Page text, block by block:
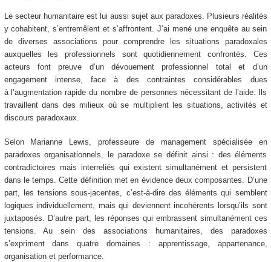
Le secteur humanitaire est lui aussi sujet aux paradoxes. Plusieurs réalités
y cohabitent, s’entremêlent et s’affrontent. J’ai mené une enquête au sein
de diverses associations pour comprendre les situations paradoxales
auxquelles les professionnels sont quotidiennement confrontés. Ces
acteurs font preuve d’un dévouement professionnel total et d’un
engagement intense, face à des contraintes considérables dues
à l’augmentation rapide du nombre de personnes nécessitant de l’aide. Ils
travaillent dans des milieux où se multiplient les situations, activités et
discours paradoxaux.
Selon Marianne Lewis, professeure de management spécialisée en
paradoxes organisationnels, le paradoxe se définit ainsi : des éléments
contradictoires mais interreliés qui existent simultanément et persistent
dans le temps. Cette définition met en évidence deux composantes. D’une
part, les tensions sous-jacentes, c’est-à-dire des éléments qui semblent
logiques individuellement, mais qui deviennent incohérents lorsqu’ils sont
juxtaposés. D’autre part, les réponses qui embrassent simultanément ces
tensions. Au sein des associations humanitaires, des paradoxes
s’expriment dans quatre domaines : apprentissage, appartenance,
organisation et performance.